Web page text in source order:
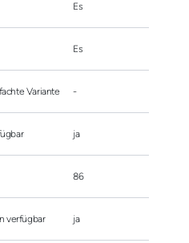
Es
Es
Variante -
ja
86
verfügbar ja